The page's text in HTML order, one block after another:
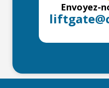
Envoyez-